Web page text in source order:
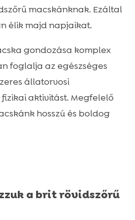
macskánknak. Ezáltal
élik majd napjaikat.
gondozása komplex
foglalja az egészséges
állatorvosi
aktivitást. Megfelelő
hosszú és boldog
a brit rövidszőrű